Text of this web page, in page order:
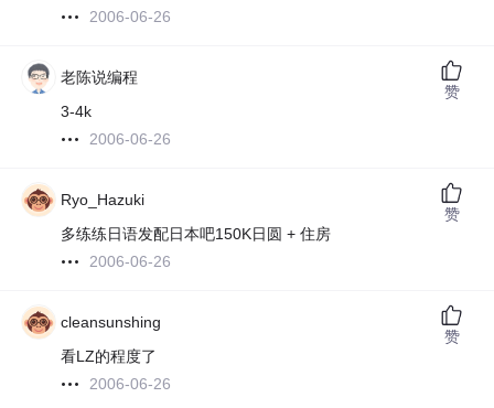
2006-06-26
老陈说编程
3-4k
2006-06-26
赞
Ryo_Hazuki
多练练日语发配日本吧150K日圆 + 住房
2006-06-26
赞
cleansunshing
看LZ的程度了
2006-06-26
赞